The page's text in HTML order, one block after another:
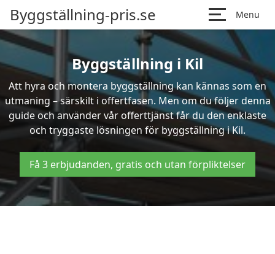
Byggställning-pris.se Menu
Byggställning i Kil
Att hyra och montera byggställning kan kännas som en
utmaning – särskilt i offertfasen. Men om du följer denna
guide och använder vår offerttjänst får du den enklaste
och tryggaste lösningen för byggställning i Kil.
Få 3 erbjudanden, gratis och utan förpliktelser